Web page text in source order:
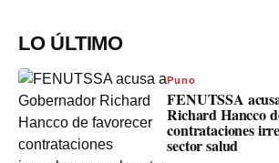
LO ÚLTIMO
Puno
FENUTSSA
Richard Hancco
contrataciones
sector salud